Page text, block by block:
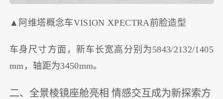
▲阿维塔概念车VISION XPECTRA前脸造型
车身尺寸方面，新车长宽高分别为5843/2132/1405
mm，轴距为3450mm。
二、全景棱镜座舱亮相 情感交互成为新探索方